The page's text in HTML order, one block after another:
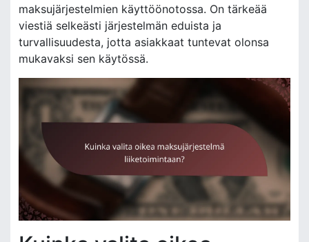
maksujärjestelmien käyttöönotossa. On tärkeää
viestiä selkeästi järjestelmän eduista ja
turvallisuudesta, jotta asiakkaat tuntevat olonsa
mukavaksi sen käytössä.